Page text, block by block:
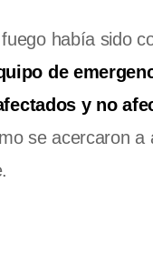
había sido
de
y no
se acercaron